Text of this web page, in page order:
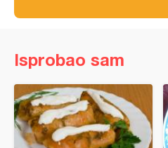
Isprobao sam